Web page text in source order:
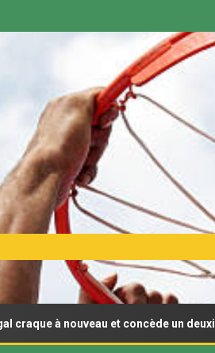
et concède un deuxième revers